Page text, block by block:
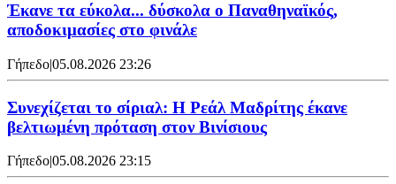
Έκανε τα εύκολα... δύσκολα ο Παναθηναϊκός,
αποδοκιμασίες στο φινάλε
Γήπεδο|05.08.2026 23:26
Συνεχίζεται το σίριαλ: Η Ρεάλ Μαδρίτης έκανε
βελτιωμένη πρόταση στον Βινίσιους
Γήπεδο|05.08.2026 23:15